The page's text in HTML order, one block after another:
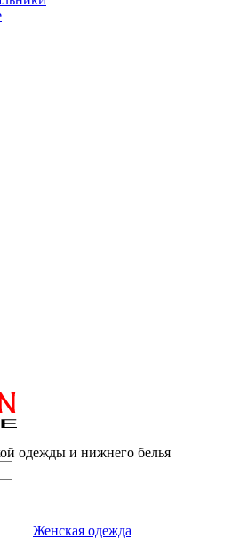
одежды и нижнего белья
Женская одежда